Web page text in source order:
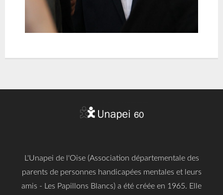
L'Unapei de l'Oise (Association départementale des
parents de personnes handicapées mentales et leurs
amis - Les Papillons Blancs) a été créée en 1965. Elle